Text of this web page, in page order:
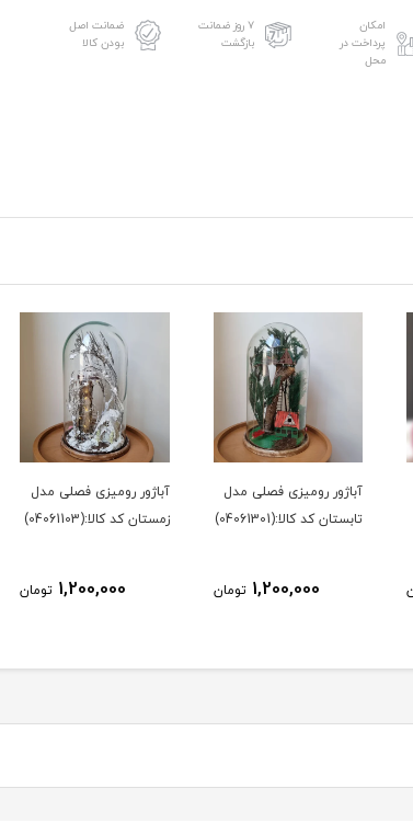
امکان
پرداخت در
محل
۷ روز ضمانت
بازگشت
ضمانت اصل
بودن کالا
آباژور رومیزی فصلی مدل
تابستان کد کالا:(04061301)
1,200,000 تومان
آباژور رومیزی فصلی مدل
زمستان کد کالا:(04061103)
1,200,000 تومان